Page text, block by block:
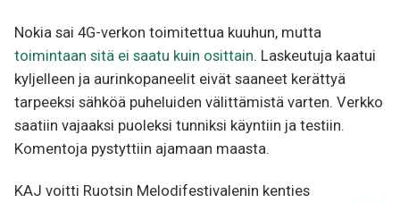
Nokia sai 4G-verkon toimitettua kuuhun, mutta
toimintaan sitä ei saatu kuin osittain. Laskeutuja kaatui
kyljelleen ja aurinkopaneelit eivät saaneet kerättyä
tarpeeksi sähköä puheluiden välittämistä varten. Verkko
saatiin vajaaksi puoleksi tunniksi käyntiin ja testiin.
Komentoja pystyttiin ajamaan maasta.
KAJ voitti Ruotsin Melodifestivalenin kenties